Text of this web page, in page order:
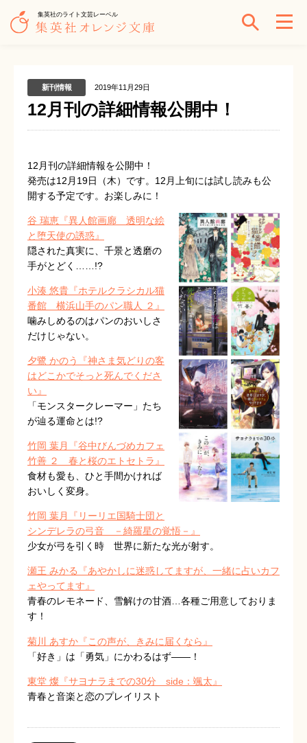
集英社のライト文芸レーベル
新刊情報 2019年11月29日
12月刊の詳細情報公開中！
12月刊の詳細情報を公開中！
発売は12月19日（木）です。12月上旬には試し読みも公
開する予定です。お楽しみに！
谷 瑞恵『異人館画廊 透明な絵
と堕天使の誘惑』
隠された真実に、千景と透磨の
手がとどく……!?
小湊 悠貴『ホテルクラシカル猫
番館 横浜山手のパン職人 ２』
噛みしめるのはパンのおいしさ
だけじゃない。
夕鷺 かのう『神さま気どりの客
はどこかでそっと死んでくださ
い』
「モンスタークレーマー」たち
が辿る運命とは!?
竹岡 葉月『谷中びんづめカフェ
竹善 ２ 春と桜のエトセトラ』
食材も愛も、ひと手間かければ
おいしく変身。
竹岡 葉月『リーリエ国騎士団と
シンデレラの弓音
－綺羅星の覚悟－ 』
少女が弓を引く時 世界に新たな光が射す。
瀬王 みかる『あやかしに迷惑してますが、一緒に占いカフ
ェやってます』
青春のレモネード、雪解けの甘酒…各種ご用意しておりま
す！
菊川 あすか『この声が、きみに届くなら』
「好き」は「勇気」にかわるはず――！
東堂 燦『サヨナラまでの30分 side：颯太』
青春と音楽と恋のプレイリスト